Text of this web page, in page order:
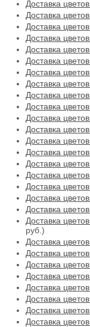
Доставка
Доставка
Доставка
Доставка
Доставка
Доставка
Доставка
Доставка
Доставка
Доставка
Доставка
Доставка
Доставка
Доставка
Доставка
Доставка
Доставка
Доставка
Доставка
Доставка
руб.)
Доставка
Доставка
Доставка
Доставка
Доставка
Доставка
Доставка
Доставка